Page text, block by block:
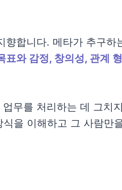
합니다. 메타가 추구하
표와 감정, 창의성, 관계
무를 처리하는 데 그치
을 이해하고 그 사람만